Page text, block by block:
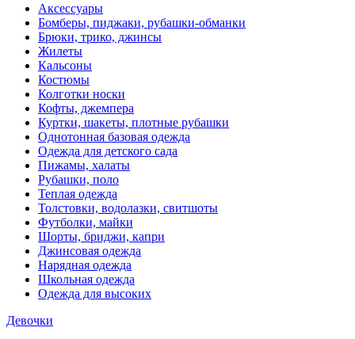
Аксессуары
Бомберы, пиджаки, рубашки-обманки
Брюки, трико, джинсы
Жилеты
Кальсоны
Костюмы
Колготки носки
Кофты, джемпера
Куртки, шакеты, плотные рубашки
Однотонная базовая одежда
Одежда для детского сада
Пижамы, халаты
Рубашки, поло
Теплая одежда
Толстовки, водолазки, свитшоты
Футболки, майки
Шорты, бриджи, капри
Джинсовая одежда
Нарядная одежда
Школьная одежда
Одежда для высоких
Девочки